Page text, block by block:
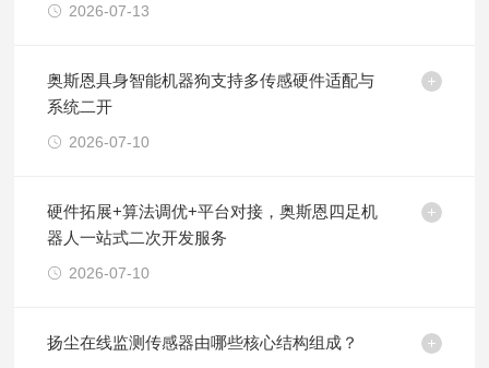
2026-07-13
奥斯恩具身智能机器狗支持多传感硬件适配与
系统二开
2026-07-10
硬件拓展+算法调优+平台对接，奥斯恩四足机
器人一站式二次开发服务
2026-07-10
扬尘在线监测传感器由哪些核心结构组成？